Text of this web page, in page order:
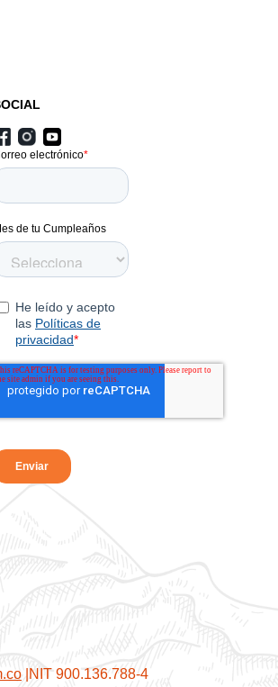
|NIT 900.136.788-4